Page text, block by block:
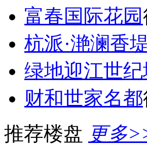
富春国际花园
杭派·滟澜香
绿地迎江世纪
财和世家名都
推荐楼盘 更多